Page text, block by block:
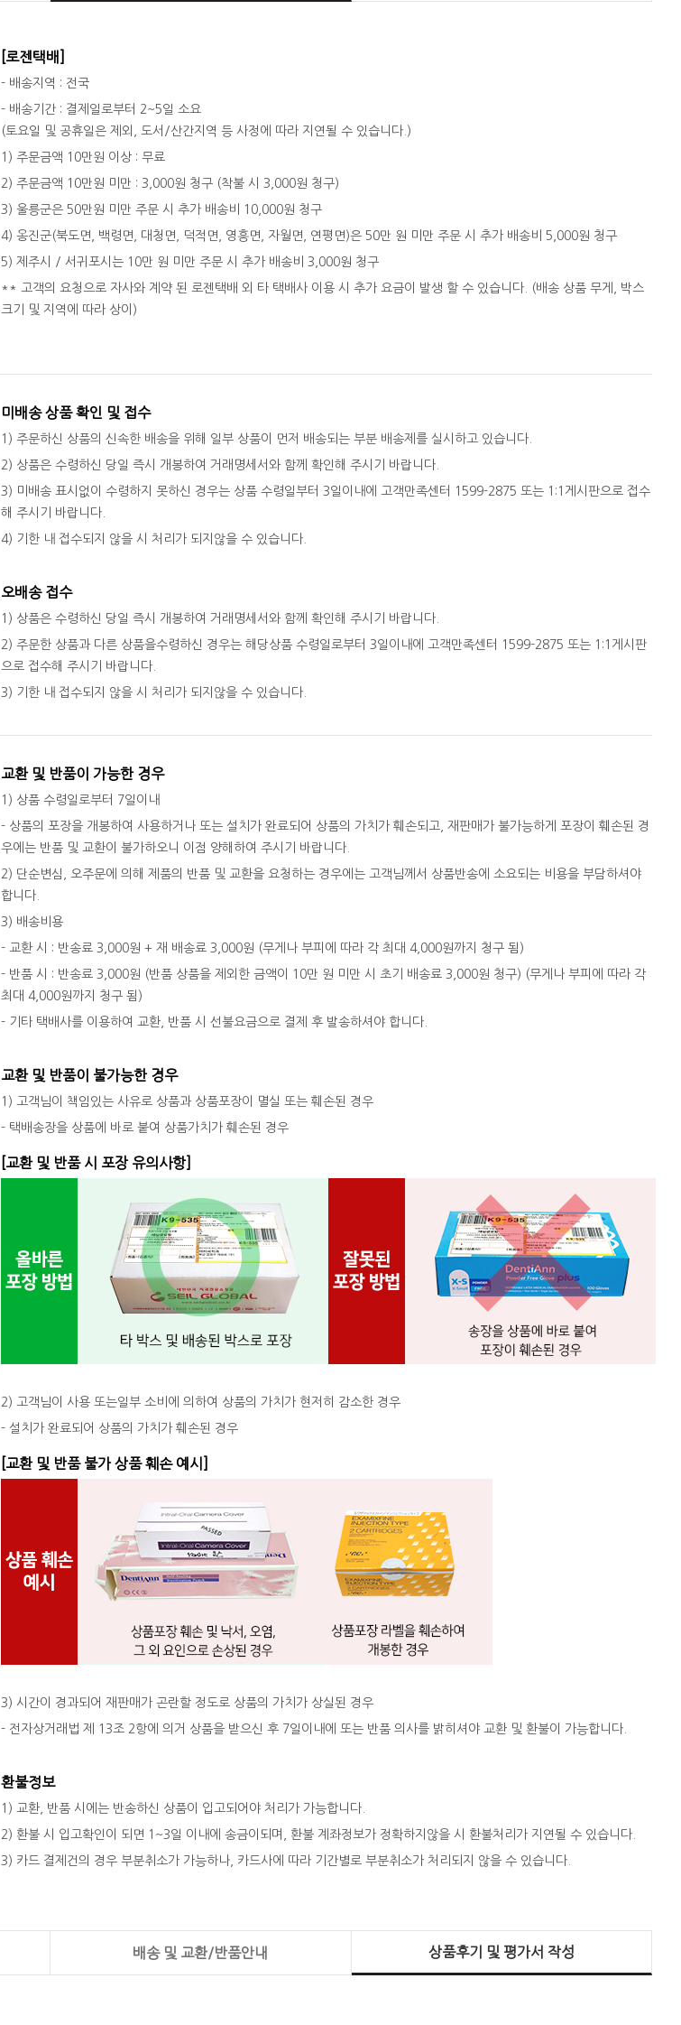
[로젠택배]
- 배송지역 : 전국
- 배송기간 : 결제일로부터 2~5일 소요
(토요일 및 공휴일은 제외, 도서/산간지역 등 사정에 따라 지연될 수 있습니다.)
1) 주문금액 10만원 이상 : 무료
2) 주문금액 10만원 미만 : 3,000원 청구 (착불 시 3,000원 청구)
3) 울릉군은 50만원 미만 주문 시 추가 배송비 10,000원 청구
4) 옹진군(북도면, 백령면, 대청면, 덕적면, 영흥면, 자월면, 연평면)은 50만 원 미만 주문 시 추가 배송비 5,000원 청구
5) 제주시 / 서귀포시는 10만 원 미만 주문 시 추가 배송비 3,000원 청구
** 고객의 요청으로 자사와 계약 된 로젠택배 외 타 택배사 이용 시 추가 요금이 발생 할 수 있습니다. (배송 상품 무게, 박스
크기 및 지역에 따라 상이)
미배송 상품 확인 및 접수
1) 주문하신 상품의 신속한 배송을 위해 일부 상품이 먼저 배송되는 부분 배송제를 실시하고 있습니다.
2) 상품은 수령하신 당일 즉시 개봉하여 거래명세서와 함께 확인해 주시기 바랍니다.
3) 미배송 표시없이 수령하지 못하신 경우는 상품 수령일부터 3일이내에 고객만족센터 1599-2875 또는 1:1게시판으로 접수
해 주시기 바랍니다.
4) 기한 내 접수되지 않을 시 처리가 되지않을 수 있습니다.
오배송 접수
1) 상품은 수령하신 당일 즉시 개봉하여 거래명세서와 함께 확인해 주시기 바랍니다.
2) 주문한 상품과 다른 상품을수령하신 경우는 해당상품 수령일로부터 3일이내에 고객만족센터 1599-2875 또는 1:1게시판
으로 접수해 주시기 바랍니다.
3) 기한 내 접수되지 않을 시 처리가 되지않을 수 있습니다.
교환 및 반품이 가능한 경우
1) 상품 수령일로부터 7일이내
- 상품의 포장을 개봉하여 사용하거나 또는 설치가 완료되어 상품의 가치가 훼손되고, 재판매가 불가능하게 포장이 훼손된 경
우에는 반품 및 교환이 불가하오니 이점 양해하여 주시기 바랍니다.
2) 단순변심, 오주문에 의해 제품의 반품 및 교환을 요청하는 경우에는 고객님께서 상품반송에 소요되는 비용을 부담하셔야
합니다.
3) 배송비용
- 교환 시 : 반송료 3,000원 + 재 배송료 3,000원 (무게나 부피에 따라 각 최대 4,000원까지 청구 됨)
- 반품 시 : 반송료 3,000원 (반품 상품을 제외한 금액이 10만 원 미만 시 초기 배송료 3,000원 청구) (무게나 부피에 따라 각
최대 4,000원까지 청구 됨)
- 기타 택배사를 이용하여 교환, 반품 시 선불요금으로 결제 후 발송하셔야 합니다.
교환 및 반품이 불가능한 경우
1) 고객님이 책임있는 사유로 상품과 상품포장이 멸실 또는 훼손된 경우
- 택배송장을 상품에 바로 붙여 상품가치가 훼손된 경우
[교환 및 반품 시 포장 유의사항]
2) 고객님이 사용 또는일부 소비에 의하여 상품의 가치가 현저히 감소한 경우
- 설치가 완료되어 상품의 가치가 훼손된 경우
[교환 및 반품 불가 상품 훼손 예시]
3) 시간이 경과되어 재판매가 곤란할 정도로 상품의 가치가 상실된 경우
- 전자상거래법 제 13조 2항에 의거 상품을 받으신 후 7일이내에 또는 반품 의사를 밝히셔야 교환 및 환불이 가능합니다.
환불정보
1) 교환, 반품 시에는 반송하신 상품이 입고되어야 처리가 가능합니다.
2) 환불 시 입고확인이 되면 1~3일 이내에 송금이되며, 환불 계좌정보가 정확하지않을 시 환불처리가 지연될 수 있습니다.
3) 카드 결제건의 경우 부분취소가 가능하나, 카드사에 따라 기간별로 부분취소가 처리되지 않을 수 있습니다.
배송 및 교환/반품안내 상품후기 및 평가서 작성